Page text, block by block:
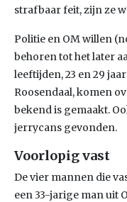
strafbaar feit, zijn ze
Politie en OM willen
behoren tot het later
leeftijden, 23 en 29
Roosendaal, komen
bekend is gemaakt.
jerrycans gevonden.
Voorlopig vast
De vier mannen die
een 33-jarige man uit